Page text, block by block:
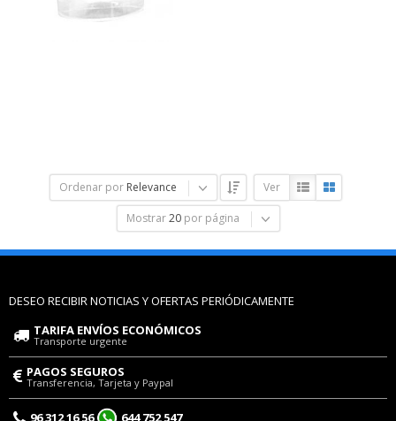
Ordenar por Relevance Ver
Mostrar 20 por página
DESEO RECIBIR NOTICIAS Y OFERTAS PERIÓDICAMENTE
TARIFA ENVÍOS ECONÓMICOS
Transporte urgente
PAGOS SEGUROS
Transferencia, Tarjeta y Paypal
96 312 16 56 644 752 547